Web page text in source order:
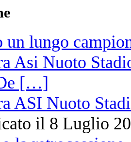
ASI Nuoto
il 8 Luglio